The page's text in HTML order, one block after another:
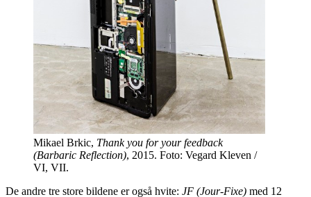
Mikael Brkic, Thank you for your feedback
(Barbaric Reflection), 2015. Foto: Vegard Kleven /
VI, VII.
De andre tre store bildene er også hvite: JF (Jour-Fixe) med 12